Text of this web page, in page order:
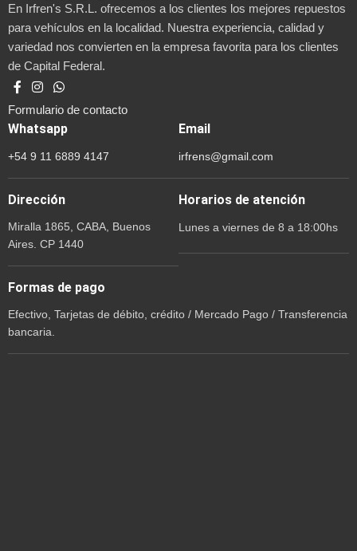
En Irfren's S.R.L. ofrecemos a los clientes los mejores repuestos
para vehículos en la localidad. Nuestra experiencia, calidad y
variedad nos convierten en la empresa favorita para los clientes
de Capital Federal.
Formulario de contacto
Whatsapp
+54 9 11 6889 4147
Email
irfrens@gmail.com
Dirección
Miralla 1865, CABA, Buenos
Aires. CP 1440
Horarios de atención
Lunes a viernes de 8 a 18:00hs
Formas de pago
Efectivo, Tarjetas de débito, crédito / Mercado Pago / Transferencia
bancaria.